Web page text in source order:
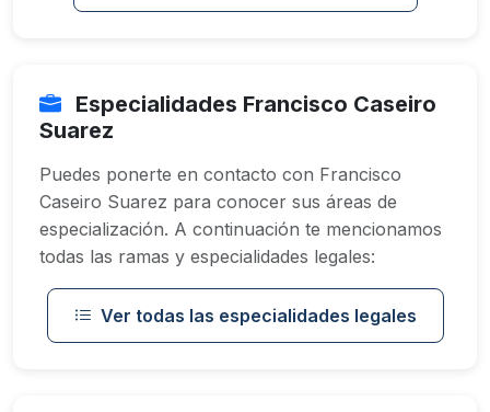
Especialidades Francisco Caseiro
Suarez
Puedes ponerte en contacto con Francisco
Caseiro Suarez para conocer sus áreas de
especialización. A continuación te mencionamos
todas las ramas y especialidades legales:
Ver todas las especialidades legales